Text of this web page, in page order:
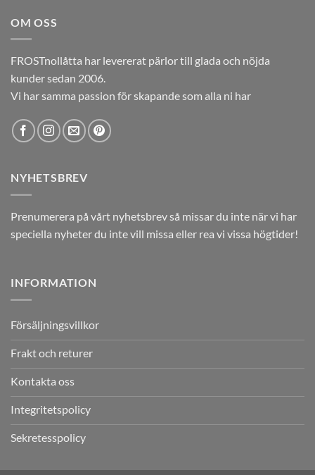
OM OSS
FROSTnollåtta har levererat pärlor till glada och nöjda
kunder sedan 2006.
Vi har samma passion för skapande som alla ni har
NYHETSBREV
Prenumerera på vårt nyhetsbrev så missar du inte när vi har
speciella nyheter du inte vill missa eller rea vi vissa högtider!
INFORMATION
Försäljningsvillkor
Frakt och returer
Kontakta oss
Integritetspolicy
Sekretesspolicy